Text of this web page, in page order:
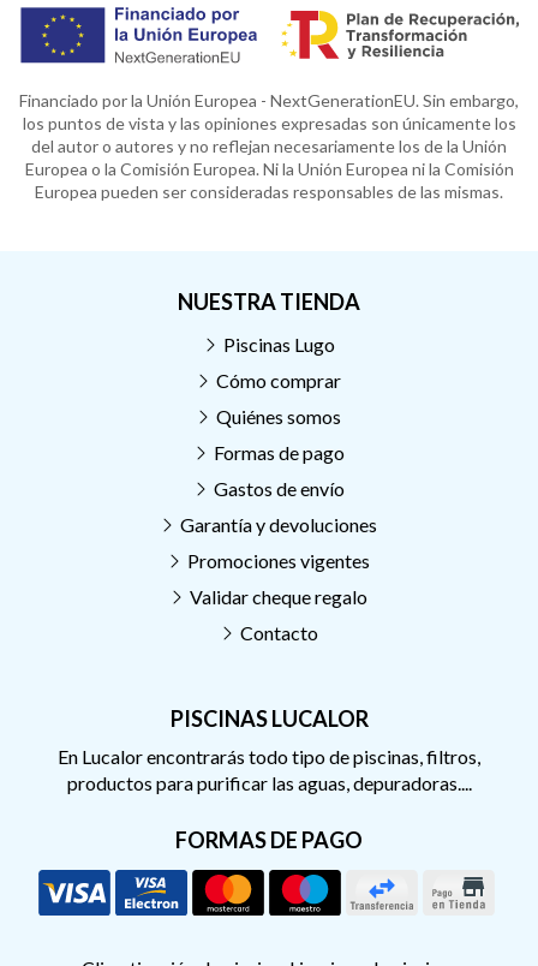
Financiado por la Unión Europea - NextGenerationEU. Sin embargo,
los puntos de vista y las opiniones expresadas son únicamente los
del autor o autores y no reflejan necesariamente los de la Unión
Europea o la Comisión Europea. Ni la Unión Europea ni la Comisión
Europea pueden ser consideradas responsables de las mismas.
PISCINAS LUCALOR
En Lucalor encontrarás todo tipo de piscinas, filtros,
productos para purificar las aguas, depuradoras....
FORMAS DE PAGO
NUESTRA TIENDA
Piscinas Lugo
Cómo comprar
Quiénes somos
Formas de pago
Gastos de envío
Garantía y devoluciones
Promociones vigentes
Validar cheque regalo
Contacto